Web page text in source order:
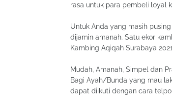
rasa untuk para pembeli loyal
Untuk Anda yang masih
dijamin amanah. Satu ekor
Kambing Aqiqah Surabaya
Mudah, Amanah, Simpel dan
Bagi Ayah/Bunda yang mau
dapat diikuti dengan cara